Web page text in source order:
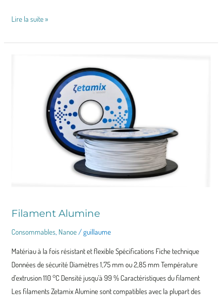
Lire la suite »
Filament Alumine
Consommables, Nanoe /guillaume
Matériau à la fois résistant et flexible Spécifications Fiche technique
Données de sécurité Diamètres 1,75 mm ou 2,85 mm Température
d’extrusion 110 °C Densité jusqu’à 99 % Caractéristiques du filament
Les filaments Zetamix Alumine sont compatibles avec la plupart des